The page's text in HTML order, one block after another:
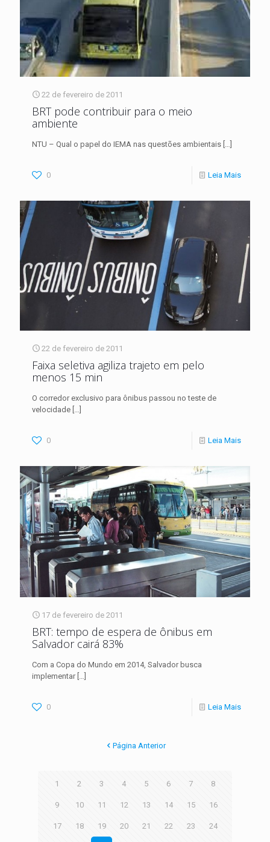
22 de fevereiro de 2011
BRT pode contribuir para o meio
ambiente
NTU – Qual o papel do IEMA nas questões ambientais […]
0 Leia Mais
22 de fevereiro de 2011
Faixa seletiva agiliza trajeto em pelo
menos 15 min
O corredor exclusivo para ônibus passou no teste de
velocidade […]
0 Leia Mais
17 de fevereiro de 2011
BRT: tempo de espera de ônibus em
Salvador cairá 83%
Com a Copa do Mundo em 2014, Salvador busca
implementar[…]
0 Leia Mais
Página Anterior
1 2 3 4 5 6 7 8
9 10 11 12 13 14 15 16
17 18 19 20 21 22 23 24